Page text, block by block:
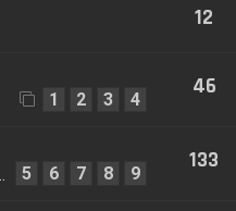
12
1 2 3 4 46
5 6 7 8 9 133